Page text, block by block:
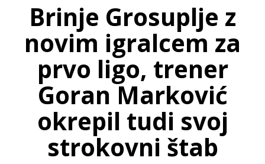
Brinje Grosuplje z
novim igralcem za
prvo ligo, trener
Goran Marković
okrepil tudi svoj
strokovni štab